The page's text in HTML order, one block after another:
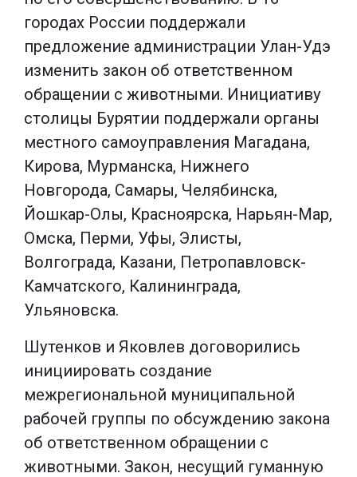
городах России поддержали
предложение администрации Улан-Удэ
изменить закон об ответственном
обращении с животными. Инициативу
столицы Бурятии поддержали органы
местного самоуправления Магадана,
Кирова, Мурманска, Нижнего
Новгорода, Самары, Челябинска,
Йошкар-Олы, Красноярска, Нарьян-Мар,
Омска, Перми, Уфы, Элисты,
Волгограда, Казани, Петропавловск-
Камчатского, Калининграда,
Ульяновска.
Шутенков и Яковлев договорились
инициировать создание
межрегиональной муниципальной
рабочей группы по обсуждению закона
об ответственном обращении с
животными. Закон, несущий гуманную